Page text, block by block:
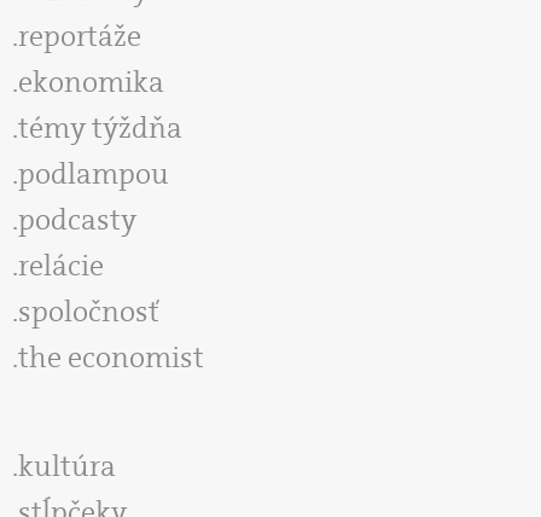
reportáže
ekonomika
témy týždňa
podlampou
podcasty
relácie
spoločnosť
the economist
kultúra